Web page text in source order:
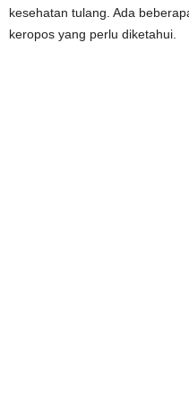
kesehatan tulang. Ada
keropos yang perlu diketahui.